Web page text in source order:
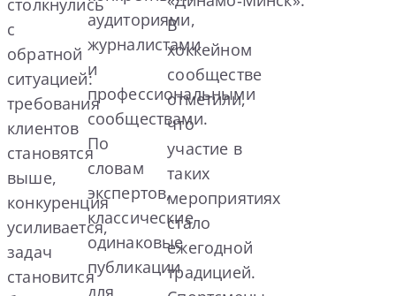
с
обратной
ситуацией:
требования
клиентов
становятся
выше,
конкуренция
усиливается,
задач
становится
аудиториями,
журналистами
и
профессиональными
сообществами.
По
словам
экспертов,
классические
одинаковые
публикации
для
В
хоккейном
сообществе
отметили,
что
участие в
таких
мероприятиях
стало
ежегодной
традицией.